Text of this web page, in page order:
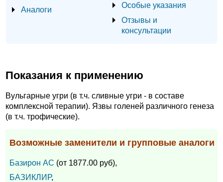
Аналоги
Особые указания
Отзывы и
консультации
Показания к применению
Вульгарные угри (в т.ч. сливные угри - в составе
комплексной терапии). Язвы голеней различного генеза
(в т.ч. трофические).
Возможные заменители и групповые аналоги
Базирон АС (от 1877.00 руб),
БАЗИКЛИР,